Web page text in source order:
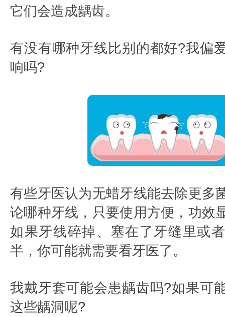
它们会造成龋齿。
有没有哪种牙线比别的都好?我偏
响吗?
有些牙医认为无蜡牙线能去除更多
论哪种牙线，只要使用方便，功效
如果牙线碎掉、塞在了牙缝里或
半，你可能就需要看牙医了。
我戴牙套可能会患龋齿吗?如果可
这些龋洞呢?